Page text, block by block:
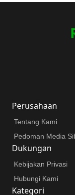
Perusahaan
Tentang Kami
Pedoman Media
Dukungan
Kebijakan Privasi
Hubungi Kami
Kategori